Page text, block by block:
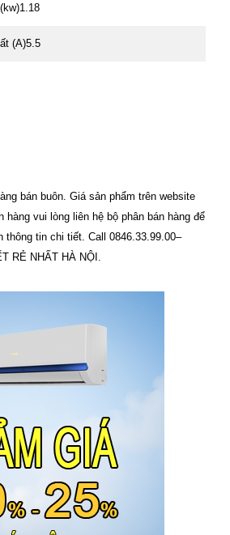
(A)5.5
bán buôn. Giá sản phẩm trên website
hàng vui lòng liên hệ bộ phân bán hàng để
tin chi tiết. Call 0846.33.99.00–
RẺ NHẤT HÀ NỘI.